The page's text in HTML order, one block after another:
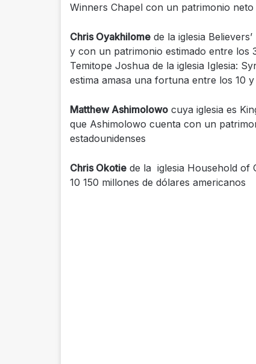
Winners Chapel con un patrimonio
Chris Oyakhilomede la iglesia
y con un patrimonio estimado entre los
Temitope Joshua de la iglesia Iglesia:
estima amasa una fortuna entre los 10
Matthew Ashimolowocuya iglesia es
que Ashimolowo cuenta con un
estadounidenses
Chris Okotiede la iglesia Household of
10 150 millones de dólares americanos